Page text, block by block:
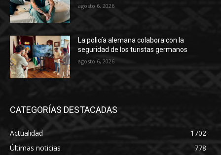
agosto 6, 2026
La policía alemana colabora con la
seguridad de los turistas germanos
agosto 6, 2026
CATEGORÍAS DESTACADAS
Actualidad
1702
Últimas noticias
778